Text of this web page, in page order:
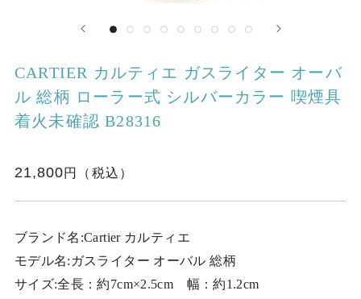
CARTIER カルティエ ガスライター オーバ
ル 総柄 ローラー式 シルバーカラー 喫煙具
着火未確認 B28316
21,800
ブランド名:Cartier カルティエ
モデル名:ガスライター オーバル 総柄
サイズ:全長：約7cm×2.5cm 幅：約1.2cm